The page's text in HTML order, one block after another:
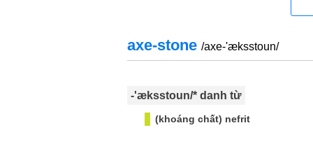
axe-stone /axe-'æksstoun/
-'æksstoun/* danh từ
(khoáng chất) nefrit